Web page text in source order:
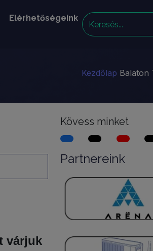
Elérhetőségeink
Kezdőlap Balaton
várjuk
Kövess minket
Partnereink